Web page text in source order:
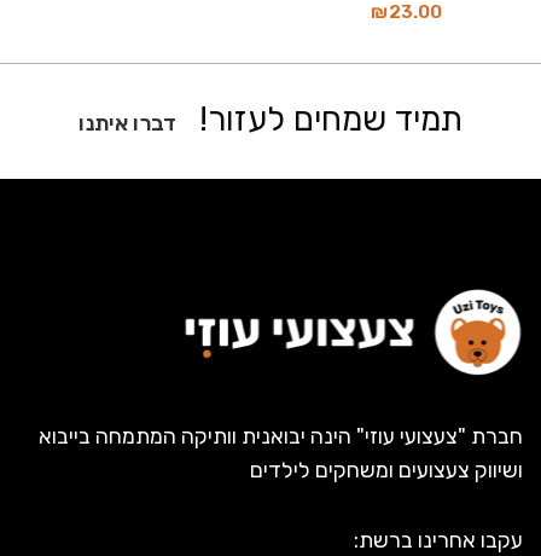
₪23.00
תמיד שמחים לעזור! דברו איתנו
חברת "צעצועי עוזי" הינה יבואנית וותיקה המתמחה בייבוא
ושיווק צעצועים ומשחקים לילדים
עקבו אחרינו ברשת: